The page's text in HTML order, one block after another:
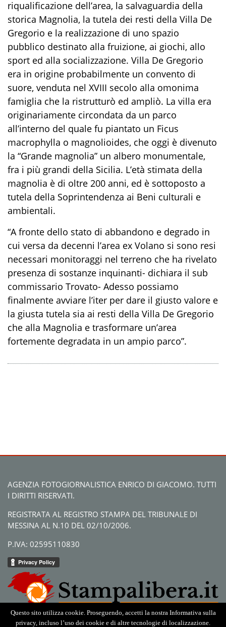
riqualificazione dell’area, la salvaguardia della
storica Magnolia, la tutela dei resti della Villa De
Gregorio e la realizzazione di uno spazio
pubblico destinato alla fruizione, ai giochi, allo
sport ed alla socializzazione. Villa De Gregorio
era in origine probabilmente un convento di
suore, venduta nel XVIII secolo alla omonima
famiglia che la ristrutturò ed ampliò. La villa era
originariamente circondata da un parco
all’interno del quale fu piantato un Ficus
macrophylla o magnolioides, che oggi è divenuto
la “Grande magnolia” un albero monumentale,
fra i più grandi della Sicilia. L’età stimata della
magnolia è di oltre 200 anni, ed è sottoposto a
tutela della Soprintendenza ai Beni culturali e
ambientali.
“A fronte dello stato di abbandono e degrado in
cui versa da decenni l’area ex Volano si sono resi
necessari monitoraggi nel terreno che ha rivelato
presenza di sostanze inquinanti- dichiara il sub
commissario Trovato- Adesso possiamo
finalmente avviare l’iter per dare il giusto valore e
la giusta tutela sia ai resti della Villa De Gregorio
che alla Magnolia e trasformare un’area
fortemente degradata in un ampio parco”.
AGENZIA FOTOGIORNALISTICA ENRICO DI GIACOMO. TUTTI
I DIRITTI RISERVATI.
REGISTRATA AL REGISTRO STAMPA DEL TRIBUNALE DI
MESSINA AL N.10 DEL 02/10/2006.
P.IVA: 02595110830
Questo sito utilizza cookie. Proseguendo, accetti la nostra Informativa sulla
privacy, incluso l’uso dei cookie e di altre tecnologie di localizzazione.